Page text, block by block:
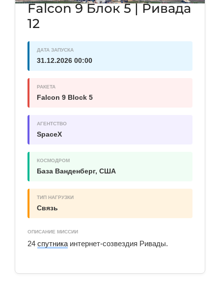
Falcon 9 Блок 5 | Ривада
12
ДАТА ЗАПУСКА
31.12.2026 00:00
РАКЕТА
Falcon 9 Block 5
АГЕНТСТВО
SpaceX
КОСМОДРОМ
База Ванденберг, США
ТИП НАГРУЗКИ
Связь
ОПИСАНИЕ МИССИИ
24 спутника интернет-созвездия Ривады.